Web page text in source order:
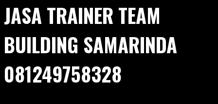
JASA TRAINER TEAM
BUILDING SAMARINDA
081249758328